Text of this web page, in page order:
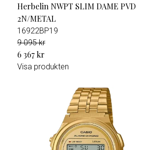
Herbelin NWPT SLIM DAME PVD
2N/METAL
16922BP19
9 095 kr
6 367 kr
Visa produkten